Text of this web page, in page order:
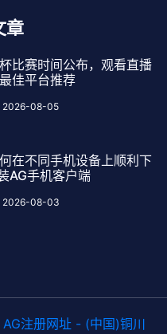
章
比赛时间公布，观看直播
佳平台推荐
2026-08-05
在不同手机设备上顺利下
AG手机客户端
2026-08-03
AG注册网址 - (中国)铜川